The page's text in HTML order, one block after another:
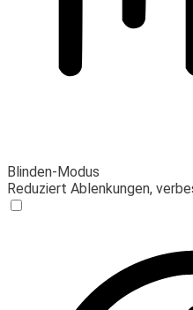
Blinden-Modus
Reduziert Ablenkungen,